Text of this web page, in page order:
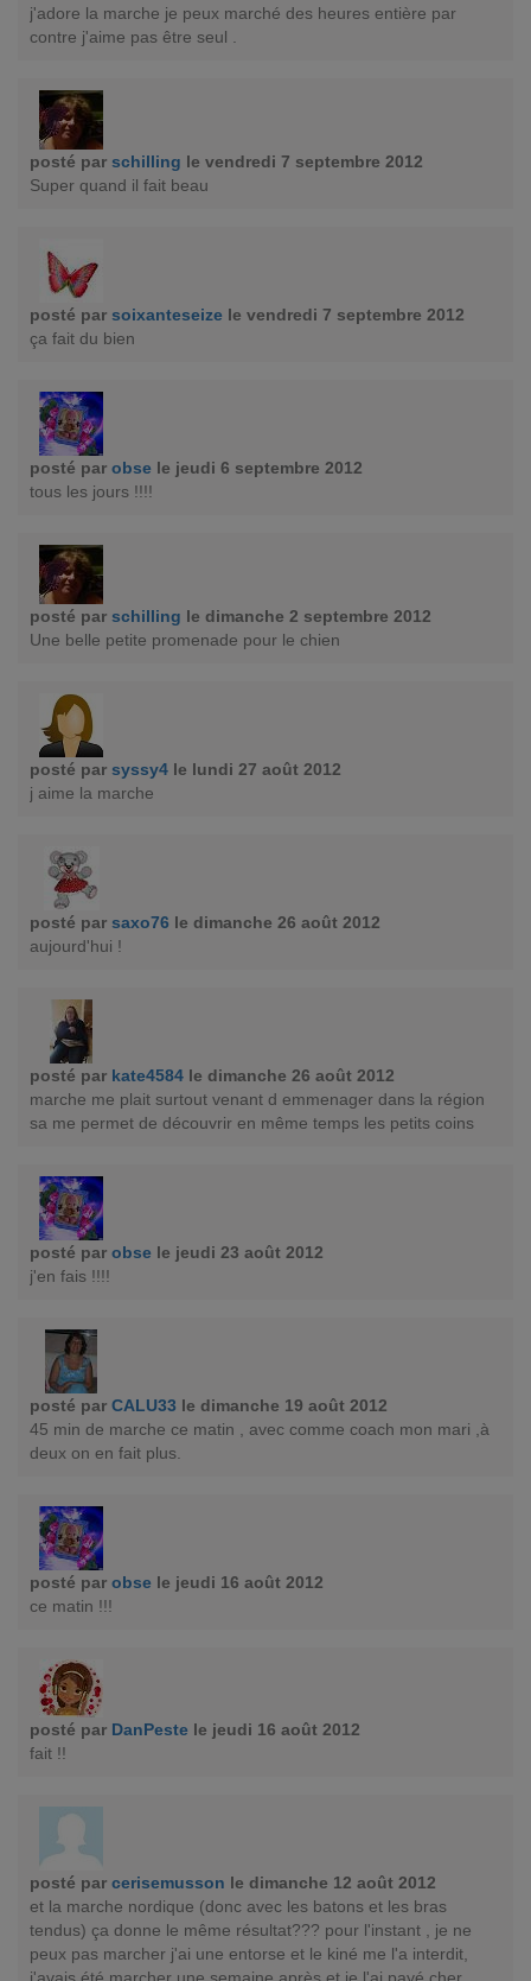
j'adore la marche je peux marché des heures entière par
contre j'aime pas être seul .
posté par schilling le vendredi 7 septembre 2012
Super quand il fait beau
posté par soixanteseize le vendredi 7 septembre 2012
ça fait du bien
posté par obse le jeudi 6 septembre 2012
tous les jours !!!!
posté par schilling le dimanche 2 septembre 2012
Une belle petite promenade pour le chien
posté par syssy4 le lundi 27 août 2012
j aime la marche
posté par saxo76 le dimanche 26 août 2012
aujourd'hui !
posté par kate4584 le dimanche 26 août 2012
marche me plait surtout venant d emmenager dans la région
sa me permet de découvrir en même temps les petits coins
posté par obse le jeudi 23 août 2012
j'en fais !!!!
posté par CALU33 le dimanche 19 août 2012
45 min de marche ce matin , avec comme coach mon mari ,à
deux on en fait plus.
posté par obse le jeudi 16 août 2012
ce matin !!!
posté par DanPeste le jeudi 16 août 2012
fait !!
posté par cerisemusson le dimanche 12 août 2012
et la marche nordique (donc avec les batons et les bras
tendus) ça donne le même résultat??? pour l'instant , je ne
peux pas marcher j'ai une entorse et le kiné me l'a interdit,